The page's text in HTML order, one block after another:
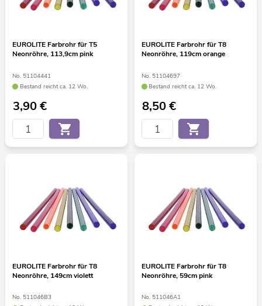
EUROLITE Farbrohr für T5
Neonröhre, 113,9cm pink
No. 51104441
Bestand reicht ca. 12 Wo.
3,90€
EUROLITE Farbrohr für T8
Neonröhre, 119cm orange
No. 51104697
Bestand reicht ca. 12 Wo.
8,50€
EUROLITE Farbrohr für T8
Neonröhre, 149cm violett
No. 511046B3
EUROLITE Farbrohr für T8
Neonröhre, 59cm pink
No. 511046A1